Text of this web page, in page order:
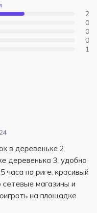
2
0
0
0
1
в деревеньке 2,
деревенька 3, удобно
часа по риге, красивый
магазины и
на площадке.